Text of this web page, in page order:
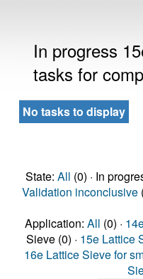
In progress
tasks for
No tasks to display
State: All (0) · In
Validation inconclusive
Application: All (0) ·
Sieve (0) · 15e Lattice
16e Lattice Sieve for